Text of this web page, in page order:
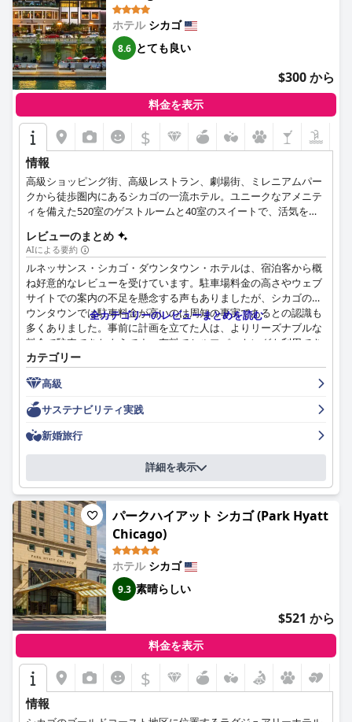
ホテル シカゴ
8.6 とても良い
$300 から
料金を表示
$
情報
高級ショッピング街、高級レストラン、劇場街、ミレニアムパー
クから徒歩圏内にあるシカゴの一流ホテル。ユニークなアメニテ
ィを備えた520室のゲストルームと40室のスイートで、活気を取
レビューのまとめ
AIによる要約
ルネッサンス・シカゴ・ダウンタウン・ホテルは、宿泊客から概
ね好意的なレビューを受けています。駐車場料金の高さやウェブ
サイトでの案内の不足を懸念する声もありましたが、シカゴのダ
ウンタウンでは駐車料金が高いのは周知の事実であるとの認識も
多くありました。事前に計画を立てた人は、よりリーズナブルな
料金で駐車できたようです。有料でセルフパーキングも利用でき
ましたが、駐車場がホテルから離れていることに不満を漏らす宿
泊客もいました。これらの懸念にもかかわらず、宿泊客は駐車の
問題を解決し、滞在を楽しんでいました。
全カテゴリーのレビューまとめを読む
カテゴリー
高級
サステナビリティ実践
新婚旅行
詳細を表示
パークハイアット シカゴ (Park Hyatt
Chicago)
ホテル シカゴ
9.3 素晴らしい
$521 から
料金を表示
$
情報